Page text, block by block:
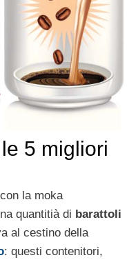
5 migliori
la moka
quantitià di barattoli
al cestino della
: questi contenitori,